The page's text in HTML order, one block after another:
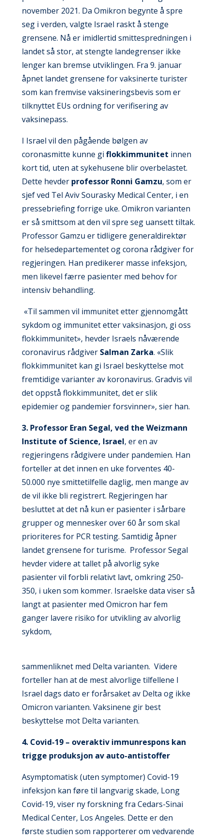
november 2021. Da Omikron begynte å spre
seg i verden, valgte Israel raskt å stenge
grensene. Nå er imidlertid smittespredningen i
landet så stor, at stengte landegrenser ikke
lenger kan bremse utviklingen. Fra 9. januar
åpnet landet grensene for vaksinerte turister
som kan fremvise vaksineringsbevis som er
tilknyttet EUs ordning for verifisering av
vaksinepass.
I Israel vil den pågående bølgen av
coronasmitte kunne gi flokkimmunitet innen
kort tid, uten at sykehusene blir overbelastet.
Dette hevder professor Ronni Gamzu, som er
sjef ved Tel Aviv Sourasky Medical Center, i en
pressebriefing forrige uke. Omikron varianten
er så smittsom at den vil spre seg uansett tiltak.
Professor Gamzu er tidligere generaldirektør
for helsedepartementet og corona rådgiver for
regjeringen. Han predikerer masse infeksjon,
men likevel færre pasienter med behov for
intensiv behandling.
«Til sammen vil immunitet etter gjennomgått
sykdom og immunitet etter vaksinasjon, gi oss
flokkimmunitet», hevder Israels nåværende
coronavirus rådgiver Salman Zarka. «Slik
flokkimmunitet kan gi Israel beskyttelse mot
fremtidige varianter av koronavirus. Gradvis vil
det oppstå flokkimmunitet, det er slik
epidemier og pandemier forsvinner», sier han.
3. Professor Eran Segal, ved the Weizmann
Institute of Science, Israel, er en av
regjeringens rådgivere under pandemien. Han
forteller at det innen en uke forventes 40-
50.000 nye smittetilfelle daglig, men mange av
de vil ikke bli registrert. Regjeringen har
besluttet at det nå kun er pasienter i sårbare
grupper og mennesker over 60 år som skal
prioriteres for PCR testing. Samtidig åpner
landet grensene for turisme. Professor Segal
hevder videre at tallet på alvorlig syke
pasienter vil forbli relativt lavt, omkring 250-
350, i uken som kommer. Israelske data viser så
langt at pasienter med Omicron har fem
ganger lavere risiko for utvikling av alvorlig
sykdom,
sammenliknet med Delta varianten. Videre
forteller han at de mest alvorlige tilfellene I
Israel dags dato er forårsaket av Delta og ikke
Omicron varianten. Vaksinene gir best
beskyttelse mot Delta varianten.
4. Covid-19 – overaktiv immunrespons kan
trigge produksjon av auto-antistoffer
Asymptomatisk (uten symptomer) Covid-19
infeksjon kan føre til langvarig skade, Long
Covid-19, viser ny forskning fra Cedars-Sinai
Medical Center, Los Angeles. Dette er den
første studien som rapporterer om vedvarende